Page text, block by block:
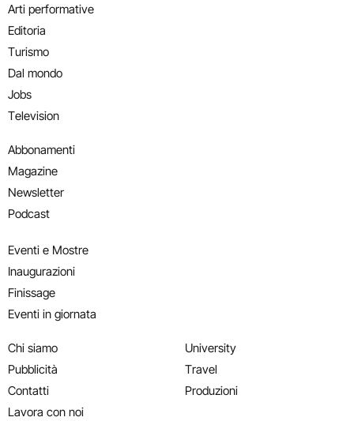
Arti performative
Editoria
Turismo
Dal mondo
Jobs
Television
Abbonamenti
Magazine
Newsletter
Podcast
Eventi e Mostre
Inaugurazioni
Finissage
Eventi in giornata
Chi siamo
Pubblicità
Contatti
Lavora con noi
University
Travel
Produzioni